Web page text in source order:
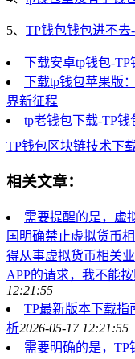
5、 TP钱包钱包进不去
下载安卓tp钱包-
下载tp钱包苹果版
界新征程
tp老钱包下载-TP
TP钱包区块链技术下
相关文章：
需要提醒的是，虚
国明确禁止虚拟货币
得从事虚拟货币相关
APP的请求，我不能
12:21:55
TP最新版本下载指
析2026-05-17 12:21:55
需要明确的是，